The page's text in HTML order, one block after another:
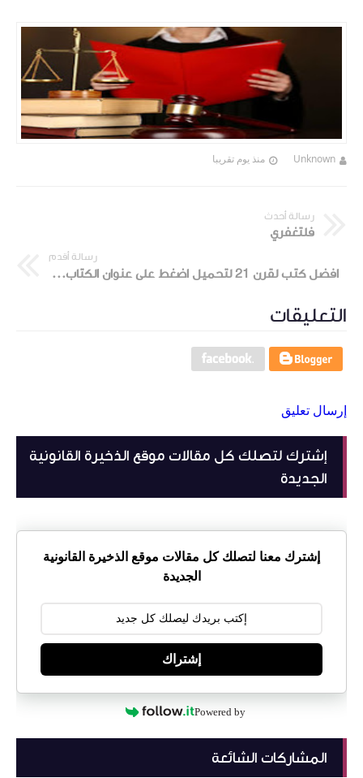
Unknown منذ يوم تقريبا
رسالة أحدث
فلتغفري
رسالة أقدم
افضل كتب لقرن 21 لتحميل اضغط على عنوان الكتاب اسفل الصور
التعليقات
إرسال تعليق
إشترك لتصلك كل مقالات موقع الذخيرة القانونية
الجديدة
إشترك معنا لتصلك كل مقالات موقع الذخيرة القانونية
الجديدة
إشتراك
Powered by
المشاركات الشائعة